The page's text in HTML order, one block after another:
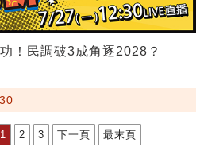
！民調破3成角逐2028？
1 2 3 下一頁 最末頁